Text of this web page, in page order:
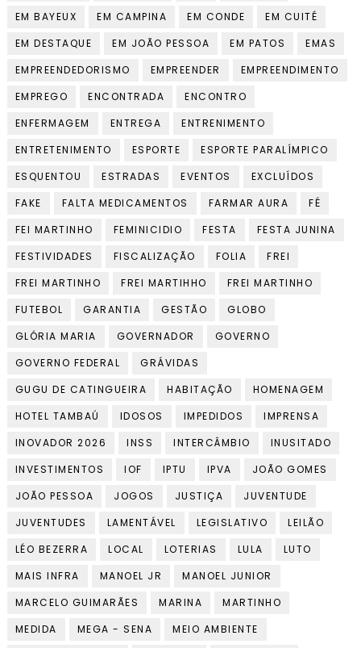
EM BAYEUX
EM CAMPINA EM CONDE
EM CUITÉ
EM DESTAQUE
EM JOÃO PESSOA EM PATOS
EMAS
EMPREENDEDORISMO
EMPREENDER
EMPREENDIMENTO
EMPREGO
ENCONTRADA
ENCONTRO
ENFERMAGEM
ENTREGA
ENTRENIMENTO
ENTRETENIMENTO
ESPORTE
ESPORTE PARALÍMPICO
ESQUENTOU
ESTRADAS EVENTOS
EXCLUÍDOS
FAKE
FALTA MEDICAMENTOS FARMAR AURA
FÉ
FEI MARTINHO
FEMINICIDIO FESTA
FESTA JUNINA
FESTIVIDADES
FISCALIZAÇÃO FOLIA
FREI
FREI MARTINHO
FREI MARTIHHO
FREI MARTINHO
FUTEBOL
GARANTIA GESTÃO
GLOBO
GLÓRIA MARIA
GOVERNADOR
GOVERNO
GOVERNO FEDERAL
GRÁVIDAS
GUGU DE CATINGUEIRA
HABITAÇÃO
HOMENAGEM
HOTEL TAMBAÚ
IDOSOS IMPEDIDOS
IMPRENSA
INOVADOR 2026
INSS INTERCÂMBIO
INUSITADO
INVESTIMENTOS
IOF IPTU IPVA
JOÃO GOMES
JOÃO PESSOA
JOGOS JUSTIÇA
JUVENTUDE
JUVENTUDES
LAMENTÁVEL LEGISLATIVO
LEILÃO
LÉO BEZERRA
LOCAL LOTERIAS LULA
LUTO
MAIS INFRA
MANOEL JR
MANOEL JUNIOR
MARCELO GUIMARÃES
MARINA
MARTINHO
MEDIDA
MEGA - SENA
MEIO AMBIENTE